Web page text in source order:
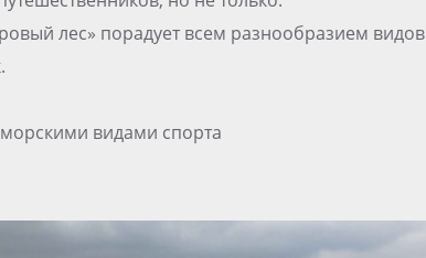
лес» порадует всем разнообразием видов
видами спорта